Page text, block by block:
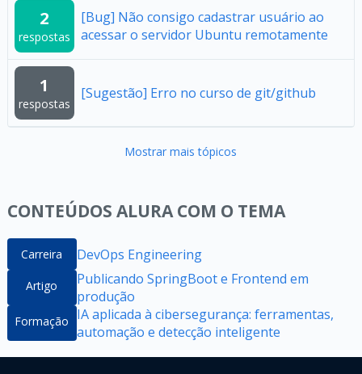
2
respostas
[Bug] Não consigo cadastrar usuário ao
acessar o servidor Ubuntu remotamente
1
respostas
[Sugestão] Erro no curso de git/github
Mostrar mais tópicos
CONTEÚDOS ALURA COM O TEMA
Carreira DevOps Engineering
Artigo
Publicando SpringBoot e Frontend em
produção
Formação
IA aplicada à cibersegurança: ferramentas,
automação e detecção inteligente